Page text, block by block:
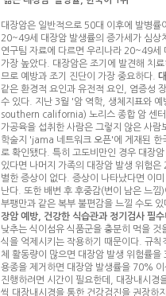
대장암은 일반적으로 50대 이후에 발병
20~49세 대장암 발생률의 증가세가 심
연구팀 자료에 다르면 우리나라 20~49
가장 높았다. 대장암은 조기에 발견해 치
므로 예방과 조기 진단이 가장 중요하다.
같은 환경적 요인과 유전적 요인, 염증성
수 있다. 지난 3월 '암 역학, 생체지표와
southern california) 노리스 종합 암 센터
가공육을 섭취한 사람은 그렇지 않은 사
학술지 'jama 네트워크 오픈'에 게재된 한
로 확인됐다. 특히 고도비만인 경우 대장
있다면 나머지 가족의 대장암 발생 위험은
별한 증상이 없다. 증상이 나타났다면 이
난다. 또한 배변 후 후중감(변이 남은 느
부팽만과 같은 복부 불편감을 느낄 수도
장암 예방, 건강한 식습관과 정기검사 필수
낮추는 식이섬유 식품군을 충분히 먹을
식을 억제시키는 작용하기 때문이다. 규
체 활동량이 많으면 대장암 발생 위험률
용종을 제거하면 대장암 발생률을 70%
진행하려면 시간이 필요한데, 대장내시경
씩 대장내시경을 통한 건강검진을 권장하